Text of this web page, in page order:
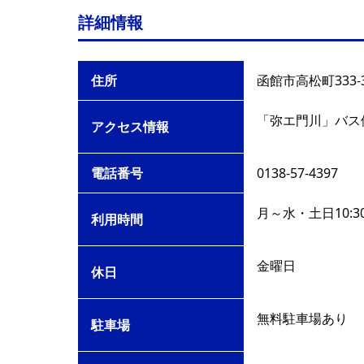
詳細情報
住所 函館市高松町333-
アクセス情報 「弥エ門川」バ
電話番号 0138-57-4397
利用時間 月～水・土日
休日 金曜日
駐車場 無料駐車場あり